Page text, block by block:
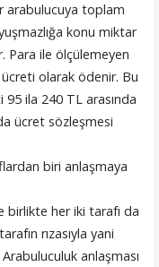
arabulucuya toplam
konu miktar
Para ile ölçülemeyen
olarak ödenir. Bu
ila 240 TL arasında
ücret sözleşmesi
biri anlaşmaya
birlikte her iki tarafı da
rızasıyla yani
anlaşması